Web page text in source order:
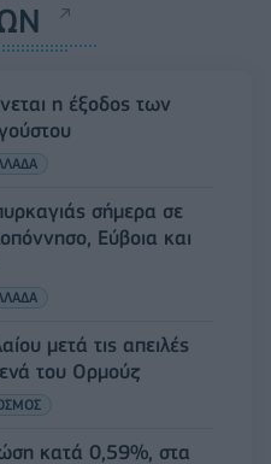
η έξοδος των
σήμερα σε
Εύβοια και
μετά τις απειλές
του Ορμούζ
κατά 0,59%, στα